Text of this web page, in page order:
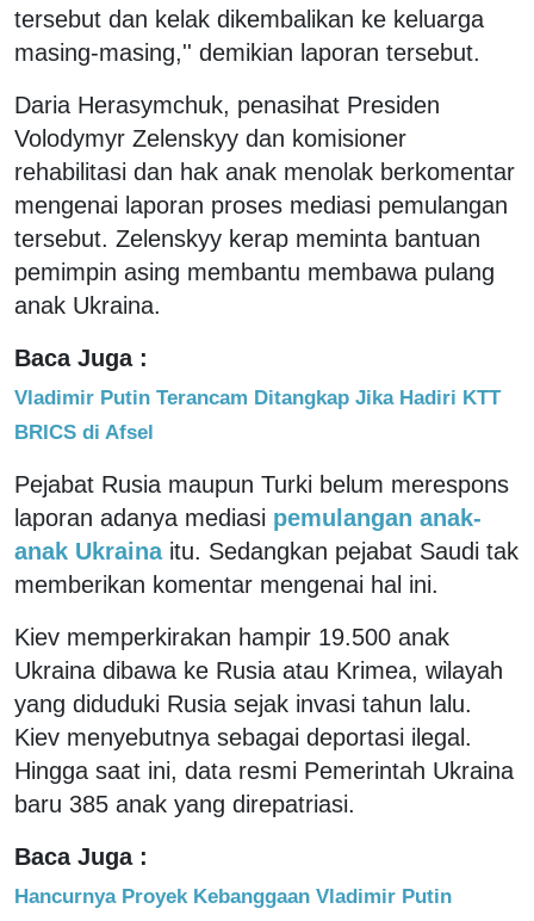
tersebut dan kelak dikembalikan ke keluarga
masing-masing,'' demikian laporan tersebut.
Daria Herasymchuk, penasihat Presiden
Volodymyr Zelenskyy dan komisioner
rehabilitasi dan hak anak menolak berkomentar
mengenai laporan proses mediasi pemulangan
tersebut. Zelenskyy kerap meminta bantuan
pemimpin asing membantu membawa pulang
anak Ukraina.
Baca Juga :
Vladimir Putin Terancam Ditangkap Jika Hadiri KTT
BRICS di Afsel
Pejabat Rusia maupun Turki belum merespons
laporan adanya mediasi pemulangan anak-
anak Ukraina itu. Sedangkan pejabat Saudi tak
memberikan komentar mengenai hal ini.
Kiev memperkirakan hampir 19.500 anak
Ukraina dibawa ke Rusia atau Krimea, wilayah
yang diduduki Rusia sejak invasi tahun lalu.
Kiev menyebutnya sebagai deportasi ilegal.
Hingga saat ini, data resmi Pemerintah Ukraina
baru 385 anak yang direpatriasi.
Baca Juga :
Hancurnya Proyek Kebanggaan Vladimir Putin